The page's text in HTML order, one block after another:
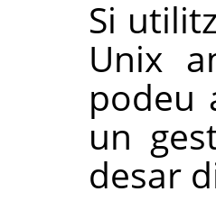
Si
Unix
podeu
un
desar